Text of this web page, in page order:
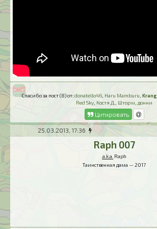
Спасибо за пост (8) от: donatello46, Haru Mamburu Krang
Red Sky Костя Д. Шторм донни
Цитировать
25.03.2013, 17:36
Raph 007
a.k.a. Raph
Таинственная дама — 2017